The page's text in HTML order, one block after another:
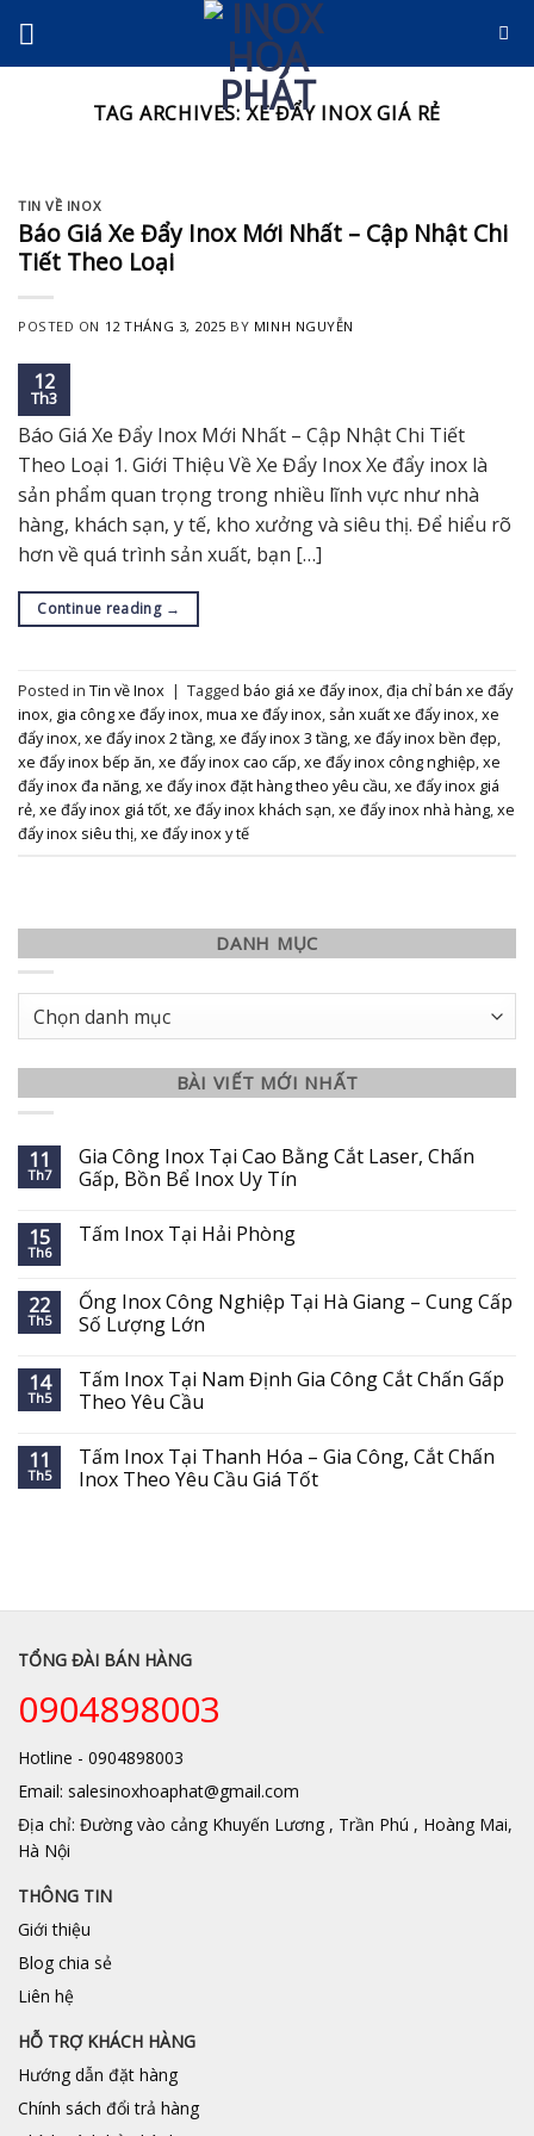
content
TAG ARCHIVES:XE ĐẨY INOX GIÁ RẺ
TIN VỀ INOX
Báo Giá Xe Đẩy Inox Mới Nhất – Cập Nhật Chi
Tiết Theo Loại
POSTED ON 12 THÁNG 3, 2025 BY MINH NGUYỄN
12
Th3
Báo Giá Xe Đẩy Inox Mới Nhất – Cập Nhật Chi Tiết
Theo Loại 1. Giới Thiệu Về Xe Đẩy Inox Xe đẩy inox là
sản phẩm quan trọng trong nhiều lĩnh vực như nhà
hàng, khách sạn, y tế, kho xưởng và siêu thị. Để hiểu rõ
hơn về quá trình sản xuất, bạn […]
Continue reading →
Posted in Tin về Inox | Tagged báo giá xe đẩy inox,địa chỉ bán xe đẩy
inox, gia công xe đẩy inox,mua xe đẩy inox, sản xuất xe đẩy inox,xe
đẩy inox,xe đẩy inox 2 tầng,xe đẩy inox 3 tầng,xe đẩy inox bền đẹp,
xe đẩy inox bếp ăn,xe đẩy inox cao cấp,xe đẩy inox công nghiệp,xe
đẩy inox đa năng,xe đẩy inox đặt hàng theo yêu cầu,xe đẩy inox giá
rẻ,xe đẩy inox giá tốt,xe đẩy inox khách sạn,xe đẩy inox nhà hàng,xe
đẩy inox siêu thị,xe đẩy inox y tế
DANH MỤC
Danh
mục
BÀI VIẾT MỚI NHẤT
11
Th7
Gia Công Inox Tại Cao Bằng Cắt Laser, Chấn
Gấp, Bồn Bể Inox Uy Tín
15
Th6
Tấm Inox Tại Hải Phòng
22
Th5
Ống Inox Công Nghiệp Tại Hà Giang – Cung Cấp
Số Lượng Lớn
14
Th5
Tấm Inox Tại Nam Định Gia Công Cắt Chấn Gấp
Theo Yêu Cầu
11
Th5
Tấm Inox Tại Thanh Hóa – Gia Công, Cắt Chấn
Inox Theo Yêu Cầu Giá Tốt
TỔNG ĐÀI BÁN HÀNG
0904898003
Hotline - 0904898003
Email: salesinoxhoaphat@gmail.com
Địa chỉ: Đường vào cảng Khuyến Lương , Trần Phú , Hoàng Mai,
Hà Nội
THÔNG TIN
Giới thiệu
Blog chia sẻ
Liên hệ
HỖ TRỢ KHÁCH HÀNG
Hướng dẫn đặt hàng
Chính sách đổi trả hàng